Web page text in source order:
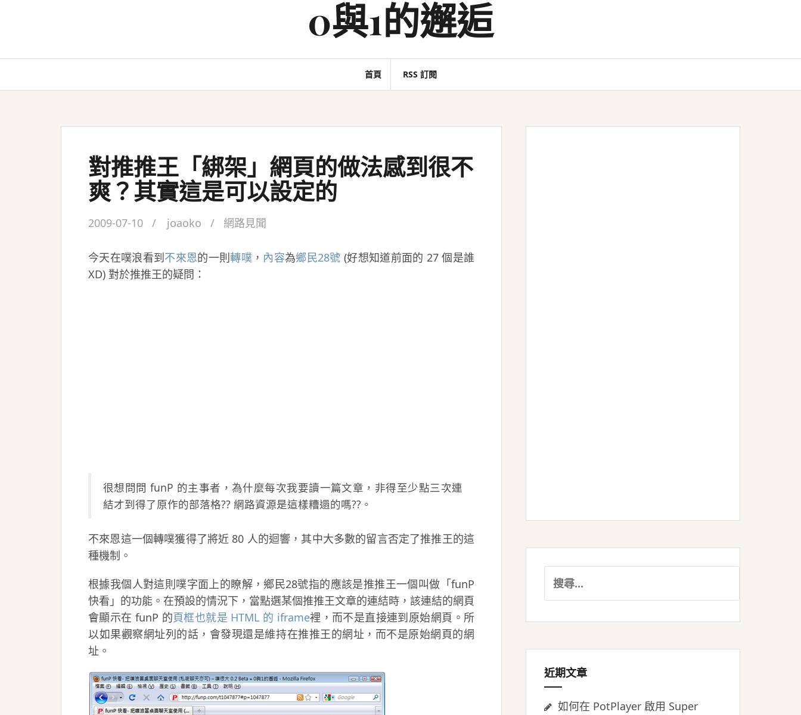
0與1的邂逅
首頁 RSS 訂閱
對推推王「綁架」網頁的做法感到很不
爽？其實這是可以設定的
2009-07-10 joaoko 網路見聞
今天在噗浪看到不來恩的一則轉噗 ， 內容為鄉民28號 (好想知道前面的 27 個是誰
XD) 對於推推王的疑問：
很想問問 funP 的主事者，為什麼每次我要讀一篇文章，非得至少點三次連
結才到得了原作的部落格?? 網路資源是這樣糟遢的嗎??。
不來恩這一個轉噗獲得了將近 80 人的迴響，其中大多數的留言否定了推推王的這
種機制。
根據我個人對這則噗字面上的瞭解，鄉民28號指的應該是推推王一個叫做「funP
快看」的功能。在預設的情況下，當點選某個推推王文章的連結時，該連結的網頁
會顯示在 funP 的頁框也就是 HTML 的 iframe裡，而不是直接連到原始網頁。所
以如果觀察網址列的話，會發現還是維持在推推王的網址，而不是原始網頁的網
址。
尋
鍵
近期文章
如何在 PotPlayer 啟用 Super